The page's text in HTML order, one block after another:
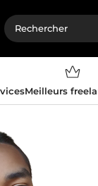
Meilleurs